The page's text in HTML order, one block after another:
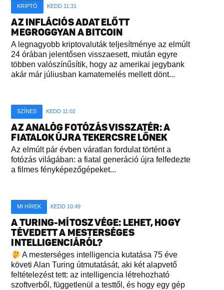
KRIPTÓ KEDD 11:31
AZ INFLÁCIÓS ADAT ELŐTT
MEGROGGYAN A BITCOIN
A legnagyobb kriptovaluták teljesítménye az elmúlt
24 órában jelentősen visszaesett, miután egyre
többen valószínűsítik, hogy az amerikai jegybank
akár már júliusban kamatemelés mellett dönt...
SZÍNES KEDD 11:02
AZ ANALÓG FOTÓZÁS VISSZATÉR: A
FIATALOK ÚJRA TEKERCSRE LŐNEK
Az elmúlt pár évben váratlan fordulat történt a
fotózás világában: a fiatal generáció újra felfedezte
a filmes fényképezőgépeket...
MI HÍREK KEDD 10:49
A TURING-MÍTOSZ VÉGE: LEHET, HOGY
TÉVEDETT A MESTERSÉGES
INTELLIGENCIÁRÓL?
A mesterséges intelligencia kutatása 75 éve
követi Alan Turing útmutatását, aki két alapvető
feltételezést tett: az intelligencia létrehozható
szoftverből, függetlenül a testtől, és hogy egy gép